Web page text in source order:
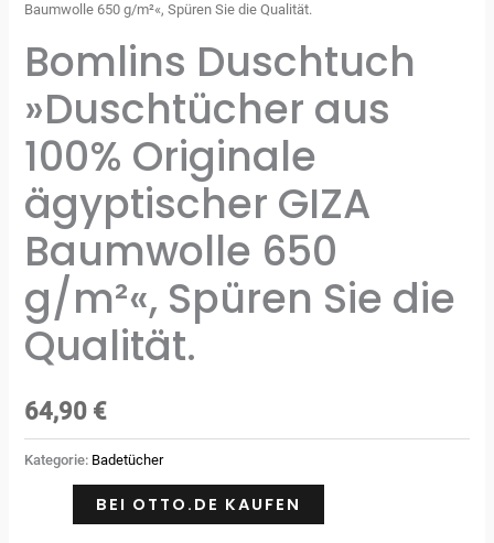
Baumwolle 650 g/m²«, Spüren Sie die Qualität.
Bomlins Duschtuch
»Duschtücher aus
100% Originale
ägyptischer GIZA
Baumwolle 650
g/m²«, Spüren Sie die
Qualität.
64,90 €
Kategorie: Badetücher
BEI OTTO.DE KAUFEN